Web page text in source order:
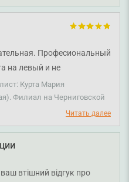
їх увагою. Бажаємо вам
Професиональный
на левый и не
Курта Мария
Филиал на Черниговской
Читать далее
втішний відгук про